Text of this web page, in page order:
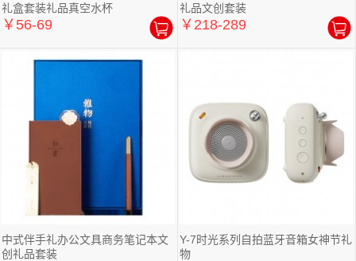
礼盒套装礼品真空水杯
￥56-69
礼品文创套装
￥218-289
中式伴手礼办公文具商务笔记本文
创礼品套装
Y-7时光系列自拍蓝牙音箱女神节礼
物